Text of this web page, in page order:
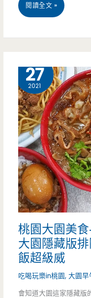
桃
美
食-
合
家
早
餐-
國
小
旁
的
閱讀全文 »
27
2021
桃園大園美
大園隱藏版
飯超級威
吃喝玩樂in桃園,大園早
會知道大園這家隱藏版